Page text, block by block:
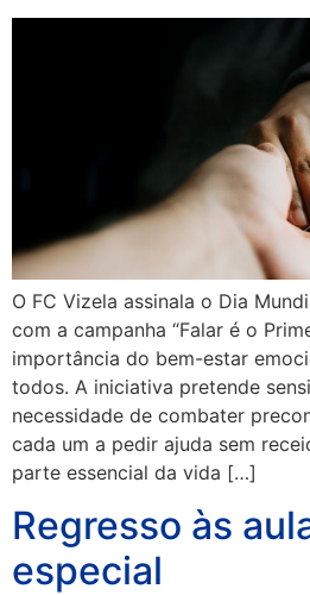
O FC Vizela assinala o Dia
com a campanha “Falar é o
importância do bem-estar
todos. A iniciativa pretende
necessidade de combater
cada um a pedir ajuda sem
parte essencial da vida […]
Regresso às
especial